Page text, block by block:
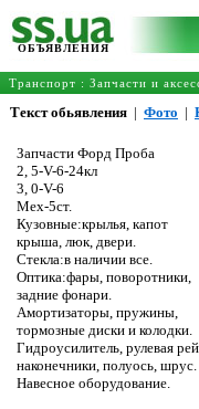
ОБЪЯВЛЕНИЯ
Транспорт : Запчасти и
Текст обьявления | Фото |
Запчасти Форд Проба
2, 5-V-6-24кл
3, 0-V-6
Мех-5ст.
Кузовные:крылья, капот
крыша, люк, двери.
Стекла:в наличии все.
Оптика:фары, поворотники,
задние фонари.
Амортизаторы, пружины,
тормозные диски и колодки.
Гидроусилитель, рулевая
наконечники, полуось, шрус.
Навесное оборудование.